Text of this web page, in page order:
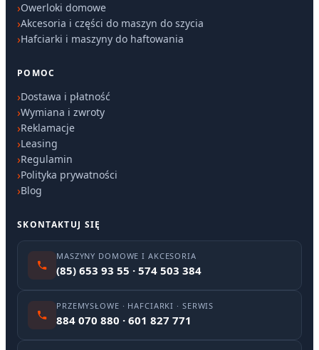
Owerloki domowe
Akcesoria i części do maszyn do szycia
Hafciarki i maszyny do haftowania
POMOC
Dostawa i płatność
Wymiana i zwroty
Reklamacje
Leasing
Regulamin
Polityka prywatności
Blog
SKONTAKTUJ SIĘ
MASZYNY DOMOWE I AKCESORIA
(85) 653 93 55 · 574 503 384
PRZEMYSŁOWE · HAFCIARKI · SERWIS
884 070 880 · 601 827 771